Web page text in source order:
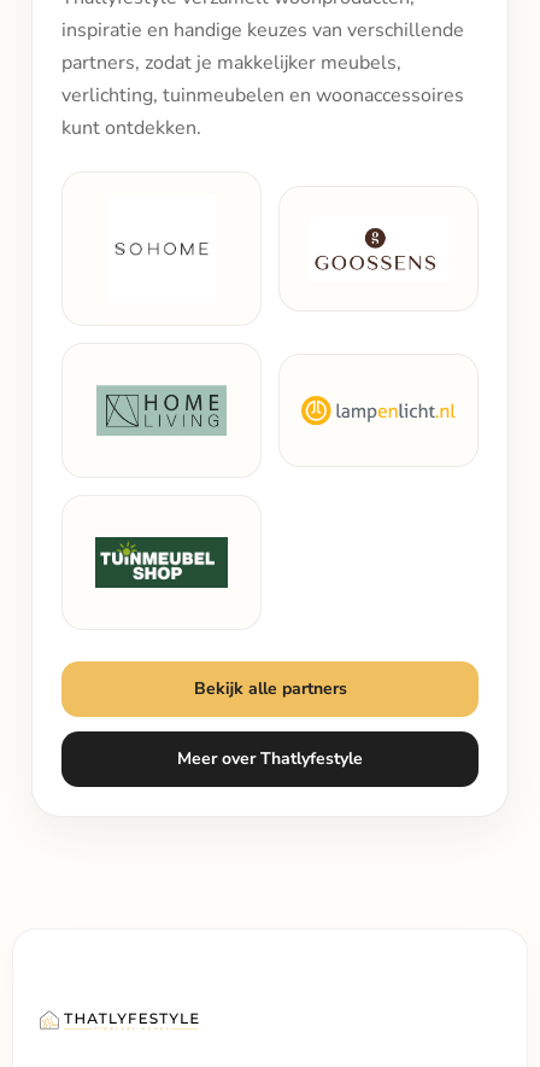
inspiratie en handige keuzes van verschillende
partners, zodat je makkelijker meubels,
verlichting, tuinmeubelen en woonaccessoires
kunt ontdekken.
Bekijk alle partners
Meer over Thatlyfestyle